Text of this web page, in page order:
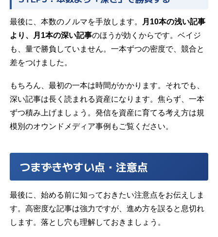
最後に、本数のノルマを手放します。
月10本の浅い記事
より、月1本の深い記事のほうが効くからです。ベイジ
も、量で勝負していません。一本ずつの密度で、競合と
差をつけました。
もちろん、最初の一本は時間がかかります。それでも、
深い記事は長く読まれる資産になります。焦らず、一本
ずつ積み上げましょう。発信を資産に育てる考え方は規
模別のオウンドメディア事例 もご覧ください。
つまずきやすい点・注意点
最後に、始める前に知っておきたい注意点をお伝えしま
す。高密度な記事は強力ですが、進め方を誤ると息切れ
します。落とし穴も理解しておきましょう。